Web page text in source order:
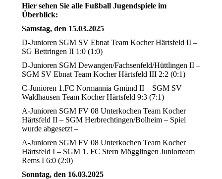
Hier sehen Sie alle Fußball Jugendspiele im
Überblick:
Samstag, den 15.03.2025
D-Junioren SGM SV Ebnat Team Kocher Härtsfeld II –
SG Bettringen II 1:0 (1:0)
D-Junioren SGM Dewangen/Fachsenfeld/Hüttlingen II –
SGM SV Ebnat Team Kocher Härtsfeld III 2:2 (0:1)
C-Junioren 1.FC Normannia Gmünd II – SGM SV
Waldhausen Team Kocher Härtsfeld 9:3 (7:1)
A-Junioren SGM FV 08 Unterkochen Team Kocher
Härtsfeld II – SGM Herbrechtingen/Bolheim – Spiel
wurde abgesetzt –
A-Junioren SGM FV 08 Unterkochen Team Kocher
Härtsfeld I – SGM 1. FC Stern Mögglingen Juniorteam
Rems I 6:0 (2:0)
Sonntag, den 16.03.2025